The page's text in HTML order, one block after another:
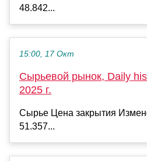
48.842...
15:00, 17 Окт
Сырьевой рынок, Daily
2025 г.
Сырье Цена закрытия
51.357...